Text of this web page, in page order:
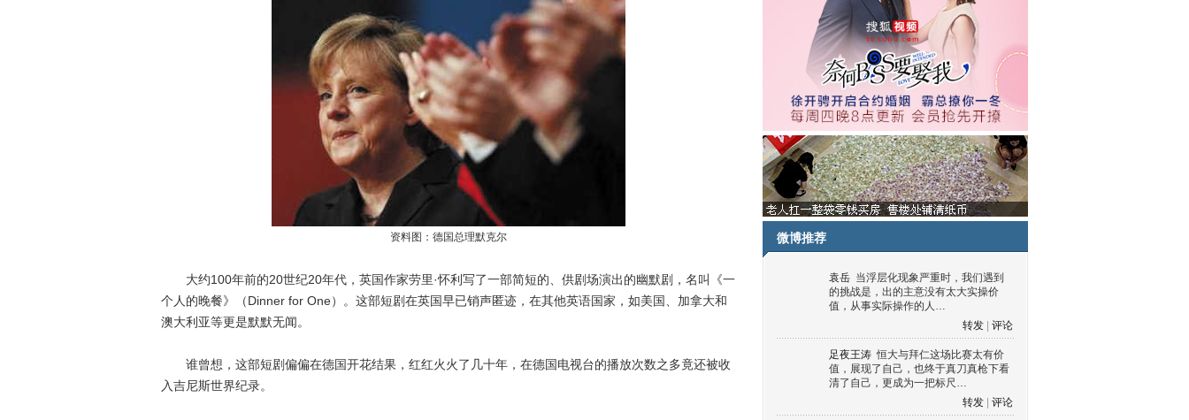
资料图：德国总理默克尔
大约100年前的20世纪20年代，英国作家劳里·怀利写了一部简短的、供剧场演出的幽默剧，名叫《一
个人的晚餐》（Dinner for One）。这部短剧在英国早已销声匿迹，在其他英语国家，如美国、加拿大和
澳大利亚等更是默默无闻。
谁曾想，这部短剧偏偏在德国开花结果，红红火火了几十年，在德国电视台的播放次数之多竟还被收
入吉尼斯世界纪录。
微博推荐
袁岳 当浮层化现象严重时，我们遇到
的挑战是，出的主意没有太大实操价
值，从事实际操作的人…
转发
评论
足夜王涛 恒大与拜仁这场比赛太有价
值，展现了自己，也终于真刀真枪下看
清了自己，更成为一把标尺…
转发
评论